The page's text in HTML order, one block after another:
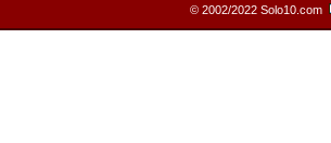
© 2002/2022 Solo10.com